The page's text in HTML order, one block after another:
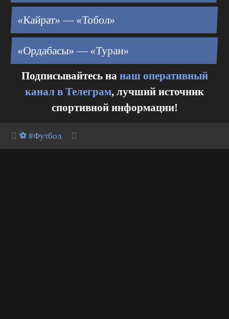
«Кайрат» — «Тобол»
«Ордабасы» — «Туран»
Подписывайтесь на наш оперативный
канал в Телеграм, лучший источник
спортивной информации!
⚽ #Футбол